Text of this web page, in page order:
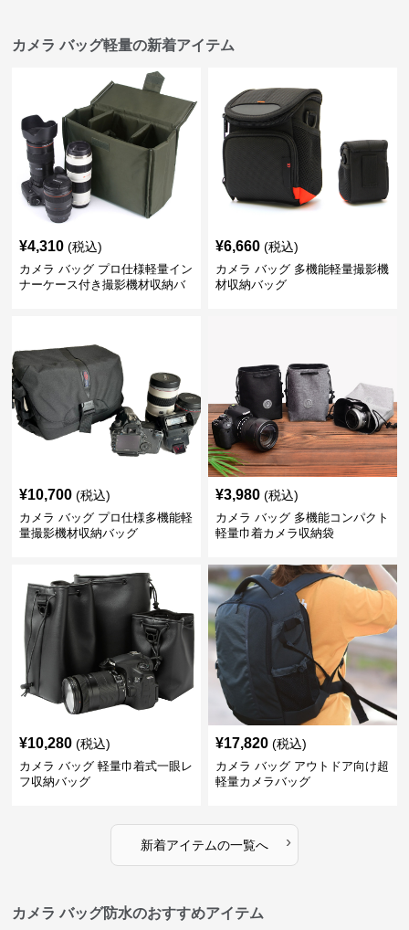
カメラ バッグ軽量の新着アイテム
¥4,310 (税込)
カメラ バッグ プロ仕様軽量イン
ナーケース付き撮影機材収納バ
¥6,660 (税込)
カメラ バッグ 多機能軽量撮影機
材収納バッグ
¥10,700 (税込)
カメラ バッグ プロ仕様多機能軽
量撮影機材収納バッグ
¥3,980 (税込)
カメラ バッグ 多機能コンパクト
軽量巾着カメラ収納袋
¥10,280 (税込)
カメラ バッグ 軽量巾着式一眼レ
フ収納バッグ
¥17,820 (税込)
カメラ バッグ アウトドア向け超
軽量カメラバッグ
新着アイテムの一覧へ ›
カメラ バッグ防水のおすすめアイテム